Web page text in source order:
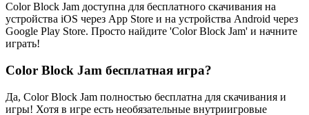
Color Block Jam доступна для бесплатного скачивания на
устройства iOS через App Store и на устройства Android через
Google Play Store. Просто найдите 'Color Block Jam' и начните
играть!
Color Block Jam бесплатная игра?
Да, Color Block Jam полностью бесплатна для скачивания и
игры! Хотя в игре есть необязательные внутриигровые